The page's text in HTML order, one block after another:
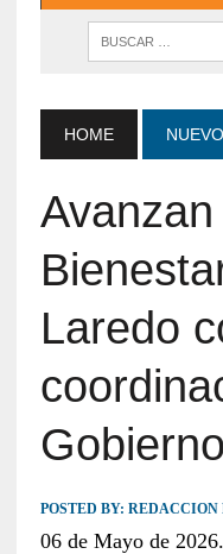
HOME
Avanzan
Laredo
POSTED BY: REDACCION
06 de Mayo de 2026.